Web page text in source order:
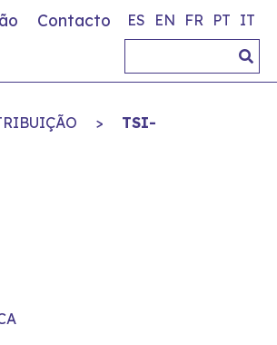
Contacto ES EN FR PT IT
>
TSI-